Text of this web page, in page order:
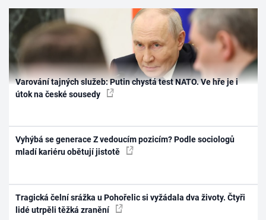
Varování tajných služeb: Putin chystá test NATO. Ve hře je i
útok na české sousedy
Vyhýbá se generace Z vedoucím pozicím? Podle sociologů
mladí kariéru obětují jistotě
Tragická čelní srážka u Pohořelic si vyžádala dva životy. Čtyři
lidé utrpěli těžká zranění